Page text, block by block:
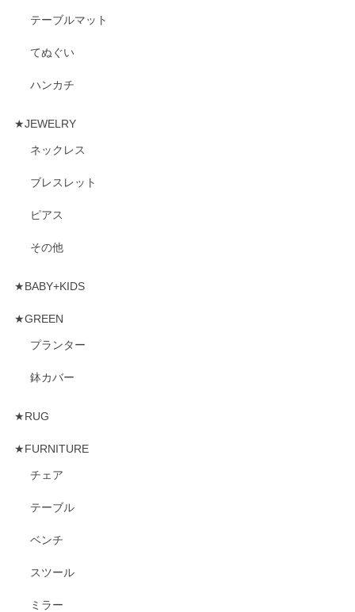
テーブルマット
てぬぐい
ハンカチ
★JEWELRY
ネックレス
ブレスレット
ピアス
その他
★BABY+KIDS
★GREEN
プランター
鉢カバー
★RUG
★FURNITURE
チェア
テーブル
ベンチ
スツール
ミラー